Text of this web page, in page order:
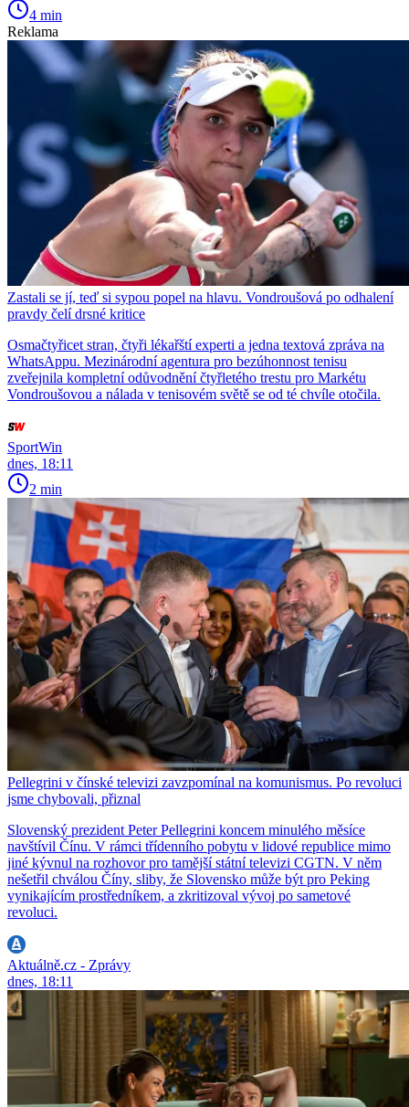
4 min
Reklama
Zastali se jí, teď si sypou popel na hlavu. Vondroušová po odhalení
pravdy čelí drsné kritice
Osmačtyřicet stran, čtyři lékařští experti a jedna textová zpráva na
WhatsAppu. Mezinárodní agentura pro bezúhonnost tenisu
zveřejnila kompletní odůvodnění čtyřletého trestu pro Markétu
Vondroušovou a nálada v tenisovém světě se od té chvíle otočila.
SportWin
dnes, 18:11
2 min
Pellegrini v čínské televizi zavzpomínal na komunismus. Po revoluci
jsme chybovali, přiznal
Slovenský prezident Peter Pellegrini koncem minulého měsíce
navštívil Čínu. V rámci třídenního pobytu v lidové republice mimo
jiné kývnul na rozhovor pro tamější státní televizi CGTN. V něm
nešetřil chválou Číny, sliby, že Slovensko může být pro Peking
vynikajícím prostředníkem, a zkritizoval vývoj po sametové
revoluci.
Aktuálně.cz - Zprávy
dnes, 18:11